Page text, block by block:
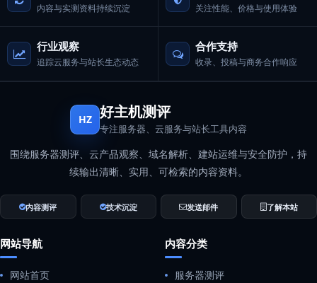
内容与实测资料持续沉淀 关注性能、价格与使用体验
行业观察
追踪云服务与站长生态动态
合作支持
收录、投稿与商务合作响应
HZ 好主机测评
专注服务器、云服务与站长工具内容
围绕服务器测评、云产品观察、域名解析、建站运维与安全防护，持
续输出清晰、实用、可检索的内容资料。
内容测评 技术沉淀 发送邮件 了解本站
网站导航
网站首页
内容分类
服务器测评